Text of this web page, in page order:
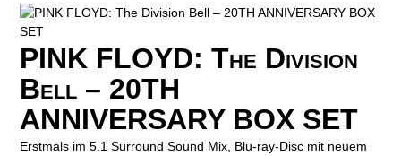
PINK FLOYD: The Division
Bell – 20TH
ANNIVERSARY BOX SET
Erstmals im 5.1 Surround Sound Mix, Blu-ray-Disc mit neuem